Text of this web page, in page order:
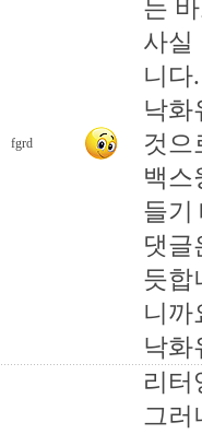
fgrd
는
사실
니다.
낙
것으
백스
들기
댓글
듯합
니까
낙화
리터
그